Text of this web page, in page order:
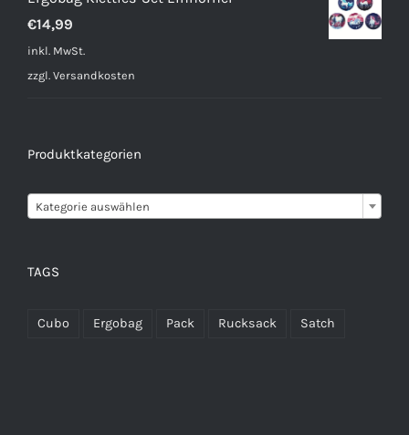
€14,99
inkl. MwSt.
zzgl. Versandkosten
Produktkategorien
Kategorie auswählen
TAGS
Cubo Ergobag Pack Rucksack Satch